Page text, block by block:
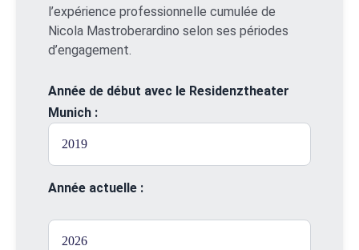
l’expérience professionnelle cumulée de
Nicola Mastroberardino selon ses périodes
d’engagement.
Année de début avec le Residenztheater
Munich :
Année actuelle :